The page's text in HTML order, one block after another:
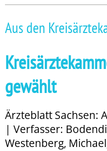
Aus den
gewählt
Ärzteblatt Sachsen:
| Verfasser:
Westenberg,